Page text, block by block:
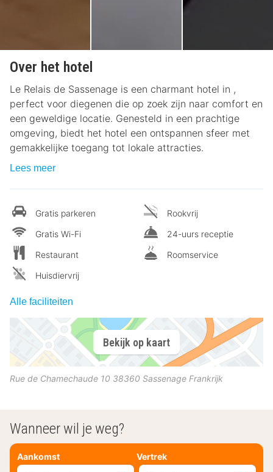
Over het hotel
Le Relais de Sassenage is een charmant hotel in ,
perfect voor diegenen die op zoek zijn naar comfort en
een geweldige locatie. Genesteld in een prachtige
omgeving, biedt het hotel een ontspannen sfeer met
gemakkelijke toegang tot lokale attracties.
Lees meer
Gratis parkeren
Gratis Wi-Fi
Restaurant
Huisdiervrij
Rookvrij
24-uurs receptie
Roomservice
Alle faciliteiten
Bekijk op kaart
Rue de Chamechaude 10 38360 Sassenage Frankrijk
Wanneer wil je weg?
Aankomst Vertrek